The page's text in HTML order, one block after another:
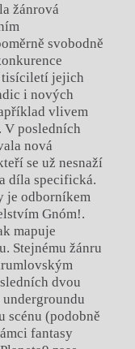
žánrová
svobodně
tisíciletí jejich
i nových
vlivem
V posledních
nová
se už nesnaží
díla specifická.
je odborníkem
Gnóm!.
mapuje
Stejnému žánru
dvou
scénu (podobně
fantasy